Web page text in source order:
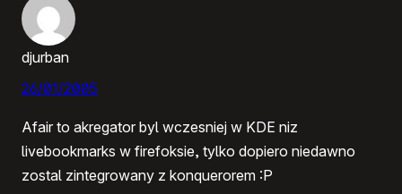
djurban
26/01/2005
Afair to akregator byl wczesniej w KDE niz
livebookmarks w firefoksie, tylko dopiero niedawno
zostal zintegrowany z konquerorem :P